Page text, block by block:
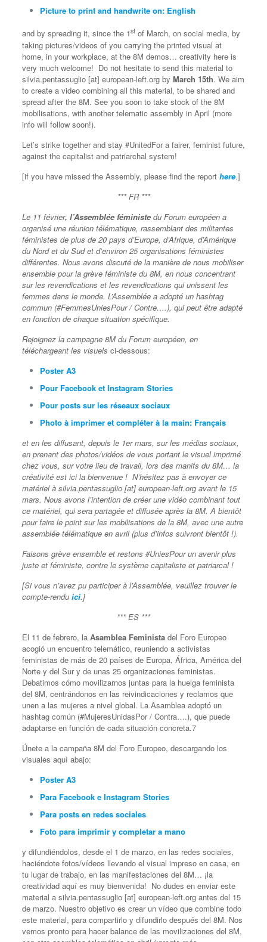
Picture to print and handwrite on: English
and by spreading it, since the 1stof March, on social media, by
taking pictures/videos of you carrying the printed visual at
home, in your workplace, at the 8M demos… creativity here is
very much welcome! Do not hesitate to send this material to
silvia.pentassuglio [at] european-left.org by March 15th. We aim
to create a video combining all this material, to be shared and
spread after the 8M. See you soon to take stock of the 8M
mobilisations, with another telematic assembly in April (more
info will follow soon!).
Let’s strike together and stay #UnitedFor a fairer, feminist future,
against the capitalist and patriarchal system!
[if you have missed the Assembly, please find the report here.]
*** FR ***
Le 11 février, l’Assemblée féministedu Forum européen a
organisé une réunion télématique, rassemblant des militantes
féministes de plus de 20 pays d’Europe, d’Afrique, d’Amérique
du Nord et du Sud et d’environ 25 organisations féministes
différentes. Nous avons discuté de la manière de nous mobiliser
ensemble pour la grève féministe du 8M, en nous concentrant
sur les revendications et les revendications qui unissent les
femmes dans le monde. L’Assemblée a adopté un hashtag
commun (#FemmesUniesPour / Contre….), qui peut être adapté
en fonction de chaque situation spécifique.
Rejoignez la campagne 8M du Forum européen, en
téléchargeant les visuels ci-dessous:
Poster A3
Pour Facebook et Instagram Stories
Pour posts sur les réseaux sociaux
Photo à imprimer et compléter à la main: Français
et en les diffusant, depuis le 1er mars, sur les médias sociaux,
en prenant des photos/vidéos de vous portant le visuel imprimé
chez vous, sur votre lieu de travail, lors des manifs du 8M… la
créativité est ici la bienvenue ! N’hésitez pas à envoyer ce
matériel à silvia.pentassuglio [at] european-left.org avant le 15
mars. Nous avons l’intention de créer une vidéo combinant tout
ce matériel, qui sera partagée et diffusée après la 8M. A bientôt
pour faire le point sur les mobilisations de la 8M, avec une autre
assemblée télématique en avril (plus d’infos suivront bientôt !).
Faisons grève ensemble et restons #UniesPour un avenir plus
juste et féministe, contre le système capitaliste et patriarcal !
[Si vous n’avez pu participer à l’Assemblée, veuillez trouver le
compte-rendu ici.]
*** ES ***
El 11 de febrero, la Asamblea Feministadel Foro Europeo
acogió un encuentro telemático, reuniendo a activistas
feministas de más de 20 países de Europa, África, América del
Norte y del Sur y de unas 25 organizaciones feministas.
Debatimos cómo movilizarnos juntas para la huelga feminista
del 8M, centrándonos en las reivindicaciones y reclamos que
unen a las mujeres a nivel global. La Asamblea adoptó un
hashtag común (#MujeresUnidasPor / Contra….), que puede
adaptarse en función de cada situación concreta.7
Únete a la campaña 8M del Foro Europeo, descargando los
visuales aquì abajo:
Poster A3
Para Facebook e Instagram Stories
Para posts en redes sociales
Foto para imprimir y completar a mano
y difundiéndolos, desde el 1 de marzo, en las redes sociales,
haciéndote fotos/vídeos llevando el visual impreso en casa, en
tu lugar de trabajo, en las manifestaciones del 8M… ¡la
creatividad aquí es muy bienvenida! No dudes en enviar este
material a silvia.pentassuglio [at] european-left.org antes del 15
de marzo. Nuestro objetivo es crear un vídeo que combine todo
este material, para compartirlo y difundirlo después del 8M. Nos
vemos pronto para hacer balance de las movilizaciones del 8M,